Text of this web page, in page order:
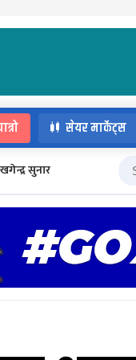
सेयर मार्केट्स
खगेन्द्र सुनार